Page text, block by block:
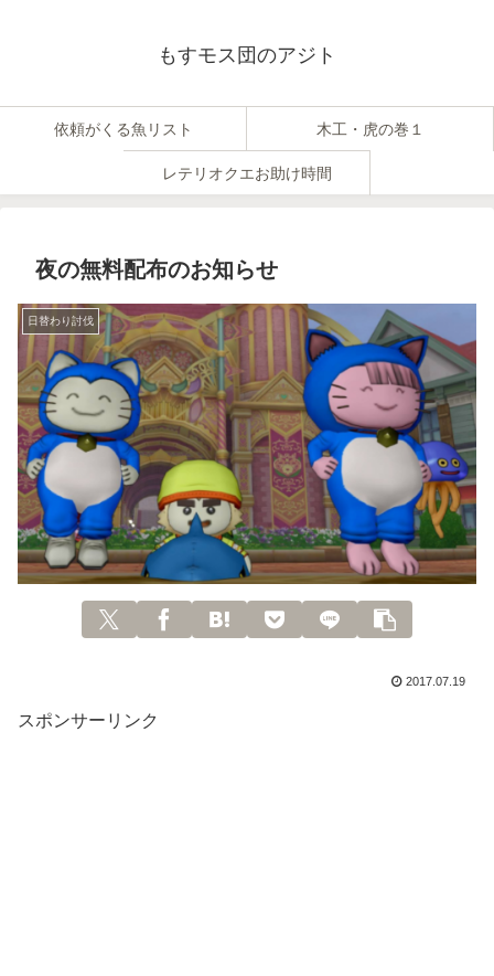
もすモス団のアジト
依頼がくる魚リスト 木工・虎の巻１
レテリオクエお助け時間
夜の無料配布のお知らせ
日替わり討伐
2017.07.19
スポンサーリンク